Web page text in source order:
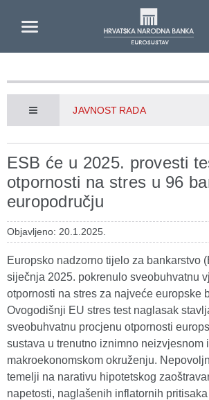
JAVNOST RADA
ESB će u 2025. provesti
otpornosti na stres u 96
europodručju
Objavljeno: 20.1.2025.
Europsko nadzorno tijelo za bankarstvo
siječnja 2025. pokrenulo sveobuhvatnu
otpornosti na stres za najveće europske
Ovogodišnji EU stres test naglasak
sveobuhvatnu procjenu otpornosti
sustava u trenutno iznimno neizvjesnom
makroekonomskom okruženju.
temelji na narativu hipotetskog
napetosti, naglašenih inflatornih